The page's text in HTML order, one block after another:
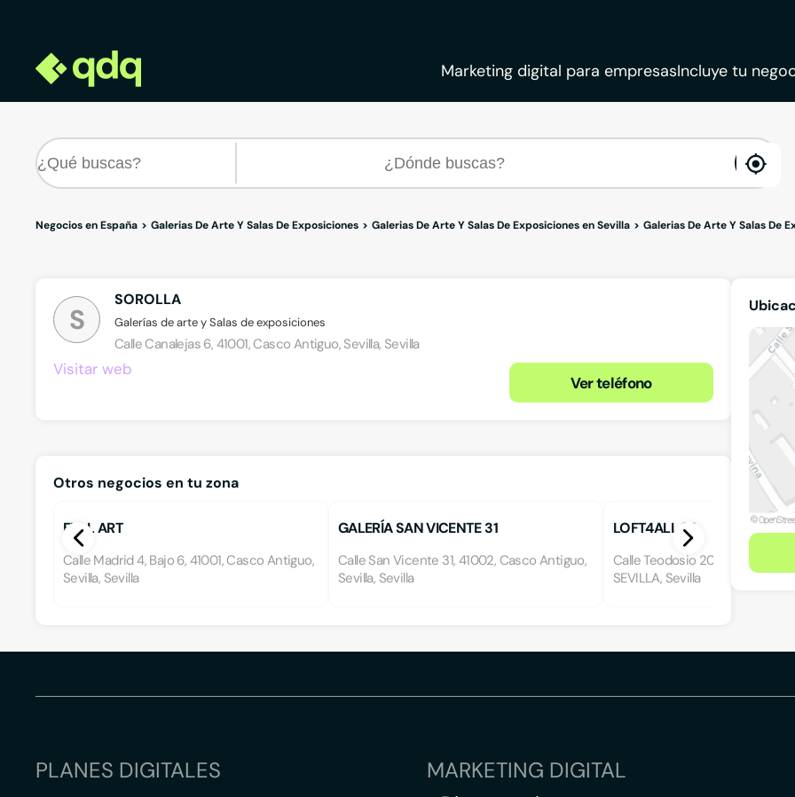
Marketing digital para empresasIncluye tu
Negocios en España Galerias De Arte Y Salas De Exposiciones Galerias De Arte Y Salas De Exposiciones en Sevilla Galerias De Arte Y Salas De
S
SOROLLA
Galerías de arte y Salas de exposiciones
Calle Canalejas 6, 41001, Casco Antiguo, Sevilla, Sevilla
Visitar web
Ver teléfono
Otros negocios en tu zona
FULL ART
Calle Madrid 4, Bajo 6, 41001, Casco Antiguo,
Sevilla, Sevilla
GALERÍA SAN VICENTE 31
Calle San Vicente 31, 41002, Casco Antiguo,
Sevilla, Sevilla
LOFT4ALL S.L.
Calle Teodosio 20, 41002,
SEVILLA, Sevilla
PLANES DIGITALES MARKETING DIGITAL